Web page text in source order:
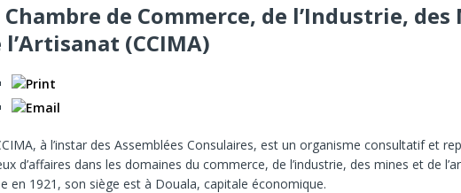
Chambre de Commerce, de l’Industrie,
l’Artisanat (CCIMA)
à l’instar des Assemblées Consulaires, est un organisme consultatif et
d’affaires dans les domaines du commerce, de l’industrie, des mines et de
en 1921, son siège est à Douala, capitale économique.